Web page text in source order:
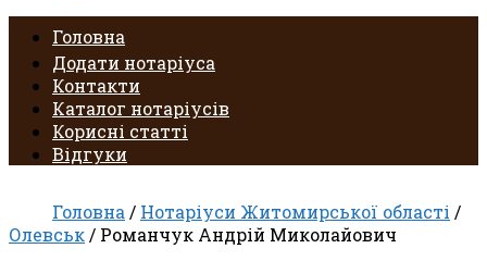
Головна
Додати нотаріуса
Контакти
Каталог нотаріусів
Корисні статті
Відгуки
Головна / Нотаріуси Житомирської області /
Олевськ/ Романчук Андрій Миколайович